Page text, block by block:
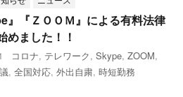
』『ＺＯＯＭ』による有料法律
めました！！
コロナ, テレワーク, Skype, ZOOM,
, 全国対応, 外出自粛, 時短勤務